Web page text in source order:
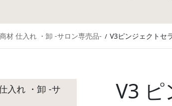
材 仕入れ ・卸 -サロン専売品- V3ピンジェクトセ
V3
入れ ・卸 -サ